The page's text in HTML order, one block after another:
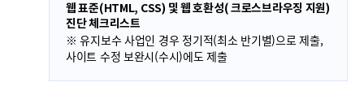
웹 표준(HTML, CSS) 및 웹 호환성( 크로스브라우징 지원)
진단 체크리스트
※ 유지보수 사업인 경우 정기적(최소 반기별)으로 제출,
사이트 수정 보완시(수시)에도 제출